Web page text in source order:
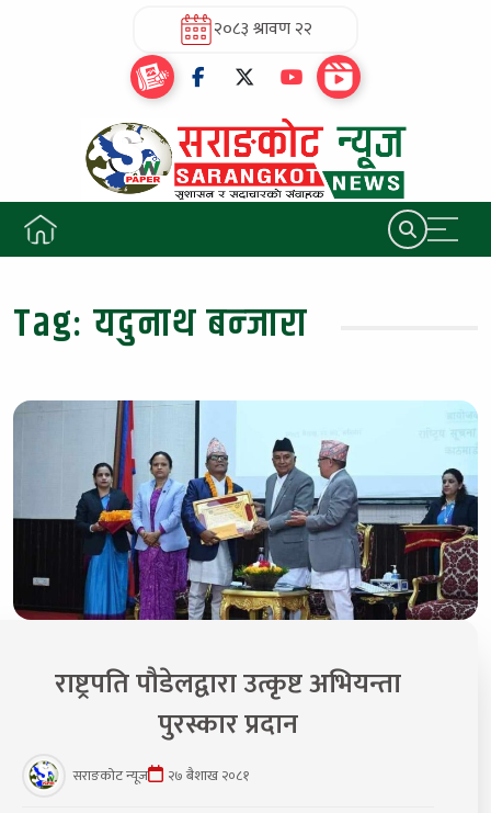
२०८३ श्रावण २२
Tag:यदुनाथ बन्जारा
राष्ट्रपति पौडेलद्वारा उत्कृष्ट अभियन्ता
पुरस्कार प्रदान
सराङकोट न्यूज २७ बैशाख २०८१